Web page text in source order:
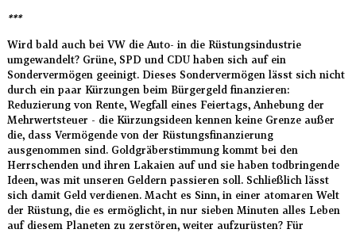
***
Wird bald auch bei VW die Auto- in die Rüstungsindustrie
umgewandelt? Grüne, SPD und CDU haben sich auf ein
Sondervermögen geeinigt. Dieses Sondervermögen lässt sich nicht
durch ein paar Kürzungen beim Bürgergeld finanzieren:
Reduzierung von Rente, Wegfall eines Feiertags, Anhebung der
Mehrwertsteuer - die Kürzungsideen kennen keine Grenze außer
die, dass Vermögende von der Rüstungsfinanzierung
ausgenommen sind. Goldgräberstimmung kommt bei den
Herrschenden und ihren Lakaien auf und sie haben todbringende
Ideen, was mit unseren Geldern passieren soll. Schließlich lässt
sich damit Geld verdienen. Macht es Sinn, in einer atomaren Welt
der Rüstung, die es ermöglicht, in nur sieben Minuten alles Leben
auf diesem Planeten zu zerstören, weiter aufzurüsten? Für